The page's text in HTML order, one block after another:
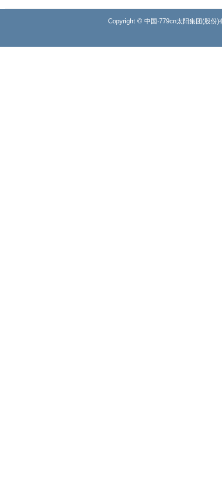
Copyright © 中国·779cn太阳集团(股份